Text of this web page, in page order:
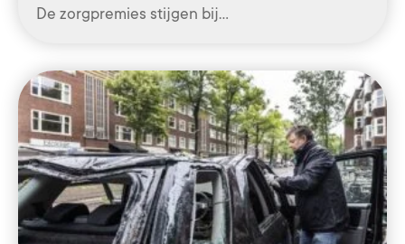
De zorgpremies stijgen bij…